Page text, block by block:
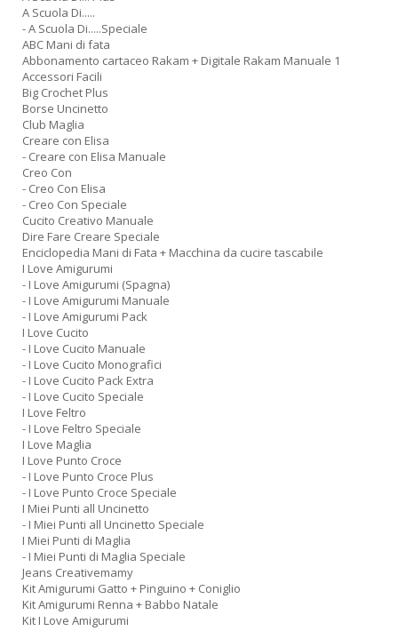
A Scuola Di.....
- A Scuola Di.....Speciale
ABC Mani di fata
Abbonamento cartaceo Rakam + Digitale Rakam Manuale 1
Accessori Facili
Big Crochet Plus
Borse Uncinetto
Club Maglia
Creare con Elisa
- Creare con Elisa Manuale
Creo Con
- Creo Con Elisa
- Creo Con Speciale
Cucito Creativo Manuale
Dire Fare Creare Speciale
Enciclopedia Mani di Fata + Macchina da cucire tascabile
I Love Amigurumi
- I Love Amigurumi (Spagna)
- I Love Amigurumi Manuale
- I Love Amigurumi Pack
I Love Cucito
- I Love Cucito Manuale
- I Love Cucito Monografici
- I Love Cucito Pack Extra
- I Love Cucito Speciale
I Love Feltro
- I Love Feltro Speciale
I Love Maglia
I Love Punto Croce
- I Love Punto Croce Plus
- I Love Punto Croce Speciale
I Miei Punti all Uncinetto
- I Miei Punti all Uncinetto Speciale
I Miei Punti di Maglia
- I Miei Punti di Maglia Speciale
Jeans Creativemamy
Kit Amigurumi Gatto + Pinguino + Coniglio
Kit Amigurumi Renna + Babbo Natale
Kit I Love Amigurumi